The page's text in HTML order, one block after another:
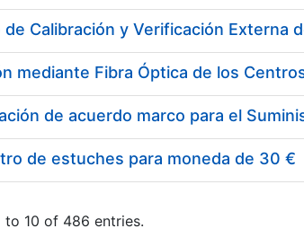
de estuches para moneda de 30 €
to 10 of 486 entries.